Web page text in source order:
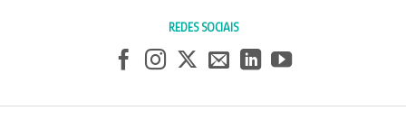
REDES SOCIAIS